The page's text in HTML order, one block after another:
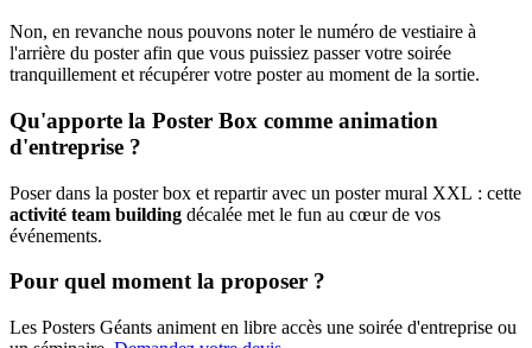
Non, en revanche nous pouvons noter le numéro de vestiaire à
l'arrière du poster afin que vous puissiez passer votre soirée
tranquillement et récupérer votre poster au moment de la sortie.
Qu'apporte la Poster Box comme animation
d'entreprise ?
Poser dans la poster box et repartir avec un poster mural XXL : cette
activité team building décalée met le fun au cœur de vos
événements.
Pour quel moment la proposer ?
Les Posters Géants animent en libre accès une soirée d'entreprise ou